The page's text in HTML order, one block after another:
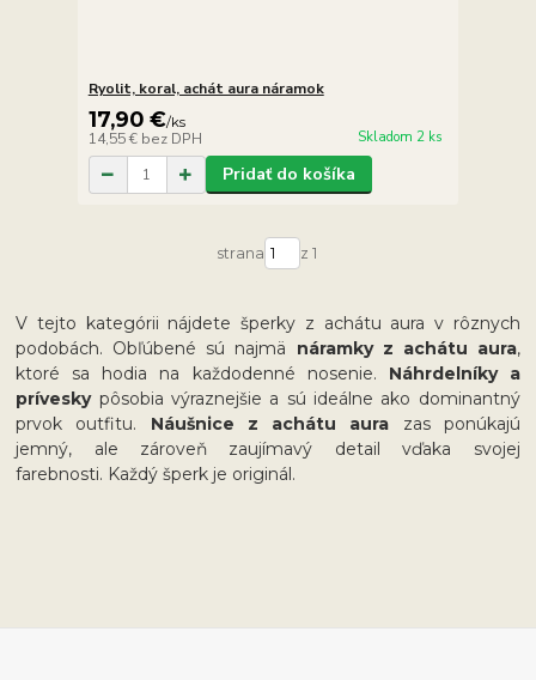
Ryolit, koral, achát aura náramok
17,90 €/ks
14,55 € bez DPH Skladom 2 ks
Pridať do košíka
strana z 1
V tejto kategórii nájdete šperky z achátu aura v rôznych
podobách. Obľúbené sú najmä náramky z achátu aura,
ktoré sa hodia na každodenné nosenie. Náhrdelníky a
príveskypôsobia výraznejšie a sú ideálne ako dominantný
prvok outfitu. Náušnice z achátu aura zas ponúkajú
jemný, ale zároveň zaujímavý detail vďaka svojej
farebnosti. Každý šperk je originál.